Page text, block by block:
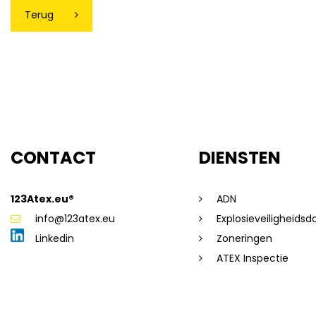
Terug
CONTACT
123Atex.eu®
info@123atex.eu
Linkedin
DIENSTEN
ADN
Zoneringen
ATEX Inspectie